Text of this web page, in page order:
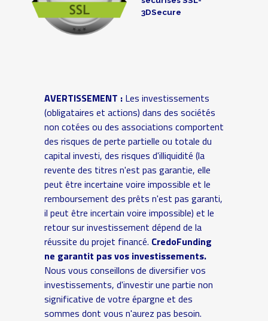
3DSecure
AVERTISSEMENT :Les investissements
(obligataires et actions) dans des sociétés
non cotées ou des associations comportent
des risques de perte partielle ou totale du
capital investi, des risques d'illiquidité (la
revente des titres n'est pas garantie, elle
peut être incertaine voire impossible et le
remboursement des prêts n'est pas garanti,
il peut être incertain voire impossible) et le
retour sur investissement dépend de la
réussite du projet financé. CredoFunding
ne garantit pas vos investissements.
Nous vous conseillons de diversifier vos
investissements, d'investir une partie non
significative de votre épargne et des
sommes dont vous n'aurez pas besoin.